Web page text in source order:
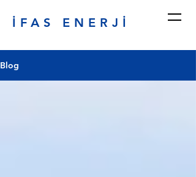
İFAS ENERJİ
Blog